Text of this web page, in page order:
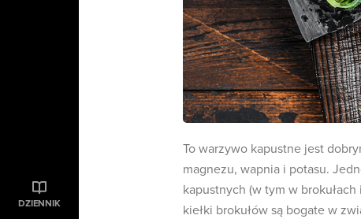
DZIENNIK
To warzywo kapustne jest
magnezu, wapnia i potasu.
kapustnych (w tym w
kiełki brokułów są bogate w